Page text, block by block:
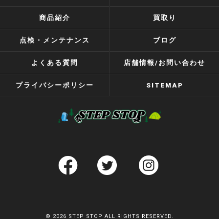
商品紹介 買取り
点検・メンテナンス ブログ
よくある質問 店舗情報/お問い合わせ
プライバシーポリシー SITEMAP
© 2026 STEP STOP ALL RIGHTS RESERVED.